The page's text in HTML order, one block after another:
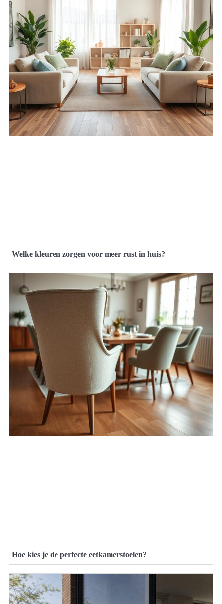
Welke kleuren zorgen voor meer rust in huis?
Hoe kies je de perfecte eetkamerstoelen?